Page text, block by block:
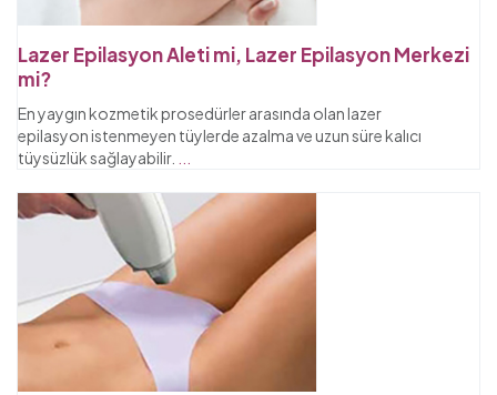
Lazer Epilasyon Aleti mi, Lazer Epilasyon Merkezi
mi?
En yaygın kozmetik prosedürler arasında olan lazer
epilasyon istenmeyen tüylerde azalma ve uzun süre kalıcı
tüysüzlük sağlayabilir.